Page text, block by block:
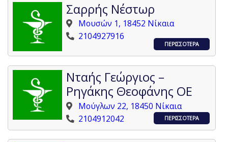
Σαρρής Νέστωρ
Μουσών 1, 18452 Νίκαια
2104927916
ΠΕΡΙΣΣΟΤΕΡΑ
Νταής Γεώργιος –
Ρηγάκης Θεοφάνης ΟΕ
Μούγλων 22, 18450 Νίκαια
2104912042
ΠΕΡΙΣΣΟΤΕΡΑ